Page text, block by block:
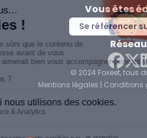
Vous êtes
Se référencer
© 2024 Foxeet, tous
Mentions légales | Conditions